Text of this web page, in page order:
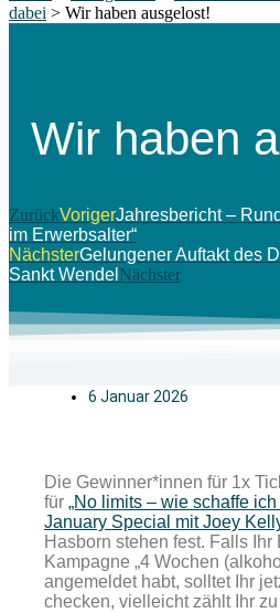
dabei > Wir haben ausgelost!
Wir haben
ZurückVorigerJahresbericht –
im Erwerbsalter“
NächsterGelungener Auftakt des
Sankt Wendel Nächster
6 Januar 2026
Die Gewinner*innen für 1x
für „No limits – wie schaffe
January Special mit Joey
Hasborn stehen fest. Falls
Kampagne „4 Wochen
angemeldet habt, solltet Ihr
checken, vielleicht zählt Ihr